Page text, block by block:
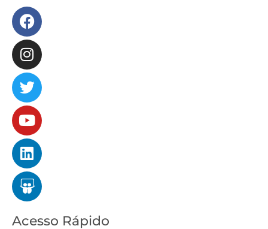
Facebook
Instagram
Twitter
Youtube
Linkedin
Slideshare
Acesso Rápido